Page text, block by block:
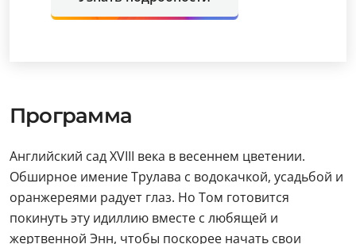
Программа
Английский сад XVIII века в весеннем цветении.
Обширное имение Трулава с водокачкой, усадьбой и
оранжереями радует глаз. Но Том готовится
покинуть эту идиллию вместе с любящей и
жертвенной Энн, чтобы поскорее начать свои